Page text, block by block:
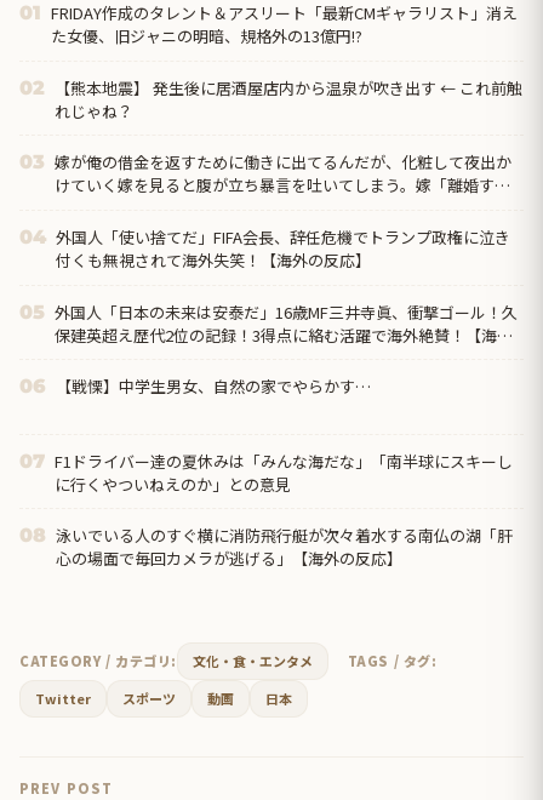
01 FRIDAY作成のタレント＆アスリート「最新CMギャラリスト」消え
た女優、旧ジャニの明暗、規格外の13億円!?
02
【熊本地震】 発生後に居酒屋店内から温泉が吹き出す ← これ前触
れじゃね？
03 嫁が俺の借金を返すために働きに出てるんだが、化粧して夜出か
けていく嫁を見ると腹が立ち暴言を吐いてしまう。嫁「離婚す
04 外国人「使い捨てだ」FIFA会長、辞任危機でトランプ政権に泣き
付くも無視されて海外失笑！【海外の反応】
05 外国人「日本の未来は安泰だ」16歳MF三井寺眞、衝撃ゴール！久
保建英超え歴代2位の記録！3得点に絡む活躍で海外絶賛！【海外
06 【戦慄】中学生男女、自然の家でやらかす…
07 F1ドライバー達の夏休みは「みんな海だな」「南半球にスキーし
に行くやついねえのか」との意見
08 泳いでいる人のすぐ横に消防飛行艇が次々着水する南仏の湖「肝
心の場面で毎回カメラが逃げる」【海外の反応】
CATEGORY / カテゴリ: 文化・食・エンタメ
TAGS / タグ:
Twitter
スポーツ 動画 日本
PREV POST